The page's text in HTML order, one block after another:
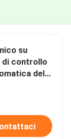
su
di controllo
del